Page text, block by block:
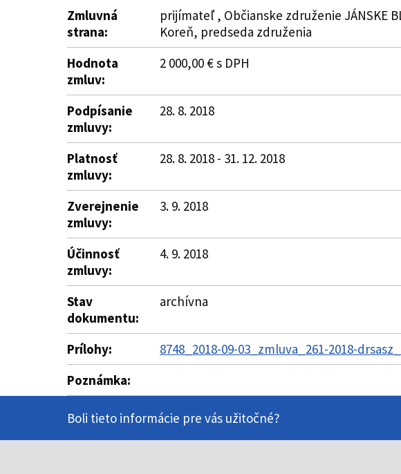
Zmluvná
strana:
prijímateľ , Občianske združenie JÁNSKE
Koreň, predseda združenia
Hodnota
zmluv:
2 000,00 € s DPH
Podpísanie
zmluvy:
28. 8. 2018
Platnosť
zmluvy:
28. 8. 2018 - 31. 12. 2018
Zverejnenie
zmluvy:
3. 9. 2018
Účinnosť
zmluvy:
4. 9. 2018
Stav
dokumentu:
archívna
Prílohy:
8748_2018-09-03_zmluva_261-2018-
Poznámka:
Boli tieto informácie pre vás užitočné?